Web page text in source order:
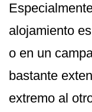
alojamiento
o en un
bastante
extremo al